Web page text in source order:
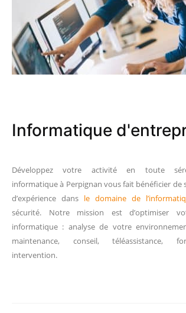
Informatique
Développez votre activité en toute
informatique à Perpignan vous fait bénéficier de
d’expérience dans le domaine de
sécurité. Notre mission est d’optimiser
informatique : analyse de votre
maintenance, conseil, téléassistance,
intervention.